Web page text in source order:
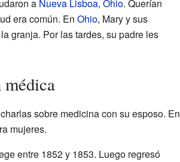
a Nueva Lisboa, Ohio. Querían
era común. En Ohio, Mary y sus
granja. Por las tardes, su padre les
sobre medicina con su esposo. En
mujeres.
entre 1852 y 1853. Luego regresó